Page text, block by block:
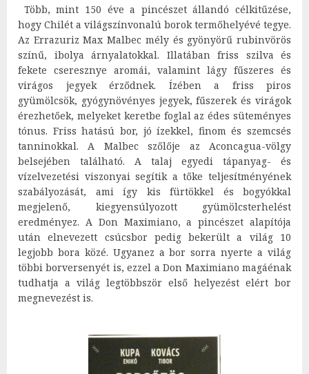
Több, mint 150 éve a pincészet állandó célkitűzése,
hogy Chilét a világszínvonalú borok termőhelyévé tegye.
Az Errazuriz Max Malbec mély és gyönyörű rubinvörös
színű, ibolya árnyalatokkal. Illatában friss szilva és
fekete cseresznye aromái, valamint lágy fűszeres és
virágos jegyek érződnek. Ízében a friss piros
gyümölcsök, gyógynövényes jegyek, fűszerek és virágok
érezhetőek, melyeket keretbe foglal az édes süteményes
tónus. Friss hatású bor, jó ízekkel, finom és szemcsés
tanninokkal. A Malbec szőlője az Aconcagua-völgy
belsejében található. A talaj egyedi tápanyag- és
vízelvezetési viszonyai segítik a tőke teljesítményének
szabályozását, ami így kis fürtökkel és bogyókkal
megjelenő, kiegyensúlyozott gyümölcsterhelést
eredményez. A Don Maximiano, a pincészet alapítója
után elnevezett csúcsbor pedig bekerült a világ 10
legjobb bora közé. Ugyanez a bor sorra nyerte a világ
többi borversenyét is, ezzel a Don Maximiano magáénak
tudhatja a világ legtöbbször első helyezést elért bor
megnevezést is.